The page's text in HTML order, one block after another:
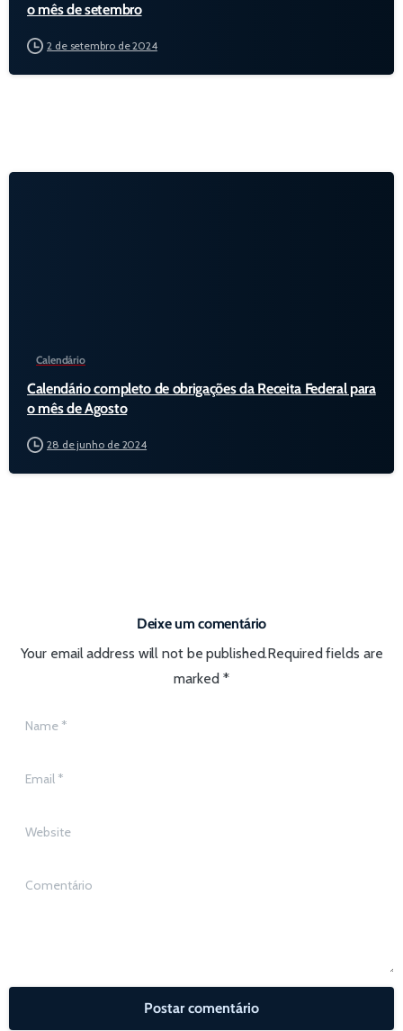
o mês de setembro
2 de setembro de 2024
Calendário
Calendário completo de obrigações da Receita Federal para
o mês de Agosto
28 de junho de 2024
Deixe um comentário
Your email address will not be published.Required fields are
marked *
Name
Email
Website
Comentário